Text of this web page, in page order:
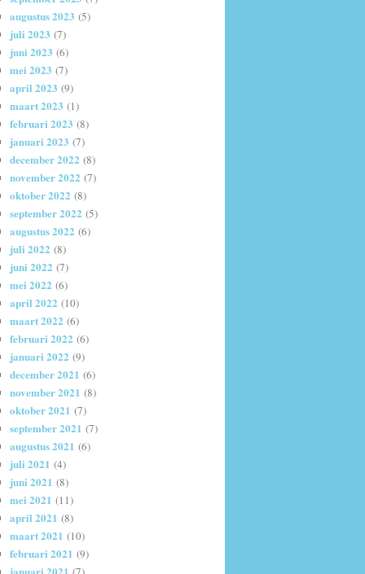
augustus 2023 (5)
juli 2023 (7)
juni 2023 (6)
mei 2023 (7)
april 2023 (9)
maart 2023 (1)
februari 2023 (8)
januari 2023 (7)
december 2022 (8)
november 2022 (7)
oktober 2022 (8)
september 2022 (5)
augustus 2022 (6)
juli 2022 (8)
juni 2022 (7)
mei 2022 (6)
april 2022 (10)
maart 2022 (6)
februari 2022 (6)
januari 2022 (9)
december 2021 (6)
november 2021 (8)
oktober 2021 (7)
september 2021 (7)
augustus 2021 (6)
juli 2021 (4)
juni 2021 (8)
mei 2021 (11)
april 2021 (8)
maart 2021 (10)
februari 2021 (9)